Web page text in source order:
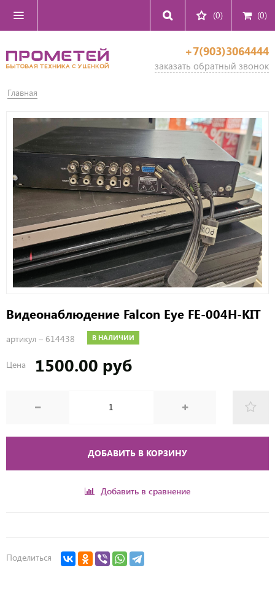
(0) (0)
+7(903)3064444
заказать обратный звонок
Главная
Видеонаблюдение Falcon Eye FE-004H-KIT
артикул – 614438 В НАЛИЧИИ
Цена 1500.00 руб
ДОБАВИТЬ В КОРЗИНУ
Добавить в сравнение
Поделиться